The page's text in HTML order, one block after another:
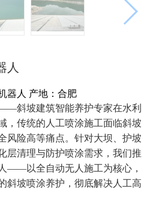
人
器人 产地：合肥
斜坡建筑智能养护专家​ 在水利
，传统的人工喷涂施工面临斜坡
风险高等痛点。针对大坝、护坡
层清理与防护喷涂需求，我们推
——以全自动无人施工为核心，
斜坡喷涂养护，彻底解决人工高